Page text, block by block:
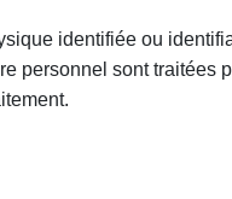
identifiée ou
personnel sont traitées